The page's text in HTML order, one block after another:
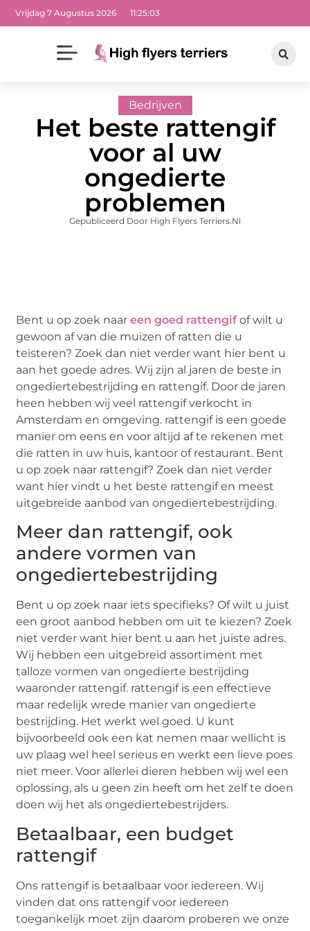
Vrijdag 7 Augustus 2026 11:25:04
Bedrijven
Het beste rattengif
voor al uw
ongedierte
problemen
Gepubliceerd Door High Flyers Terriers.nl
Bent u op zoek naareen goed rattengifof wilt u
gewoon af van die muizen of ratten die u
teisteren? Zoek dan niet verder want hier bent u
aan het goede adres. Wij zijn al jaren de beste in
ongediertebestrijding en rattengif. Door de jaren
heen hebben wij veel rattengif verkocht in
Amsterdam en omgeving. rattengif is een goede
manier om eens en voor altijd af te rekenen met
die ratten in uw huis, kantoor of restaurant. Bent
u op zoek naar rattengif? Zoek dan niet verder
want hier vindt u het beste rattengif en meest
uitgebreide aanbod van ongediertebestrijding.
Meer dan rattengif, ook
andere vormen van
ongediertebestrijding
Bent u op zoek naar iets specifieks? Of wilt u juist
een groot aanbod hebben om uit te kiezen? Zoek
niet verder want hier bent u aan het juiste adres.
Wij hebben een uitgebreid assortiment met
talloze vormen van ongedierte bestrijding
waaronder rattengif. rattengif is een effectieve
maar redelijk wrede manier van ongedierte
bestrijding. Het werkt wel goed. U kunt
bijvoorbeeld ook een kat nemen maar wellicht is
uw plaag wel heel serieus en werkt een lieve poes
niet meer. Voor allerlei dieren hebben wij wel een
oplossing, als u geen zin heeft om het zelf te doen
doen wij het als ongediertebestrijders.
Betaalbaar, een budget
rattengif
Ons rattengif is betaalbaar voor iedereen. Wij
vinden dat ons rattengif voor iedereen
toegankelijk moet zijn daarom proberen we onze